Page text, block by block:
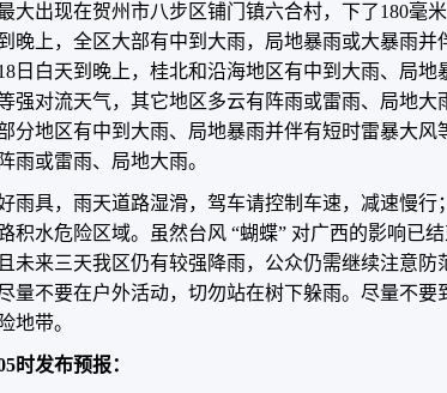
大出现在贺州市八步区铺门镇六合村，下了180毫
晚上，全区大部有中到大雨，局地暴雨或大暴雨并
日白天到晚上，桂北和沿海地区有中到大雨、局地
强对流天气，其它地区多云有阵雨或雷雨、局地大
分地区有中到大雨、局地暴雨并伴有短时雷暴大风
雨或雷雨、局地大雨。
雨具，雨天道路湿滑，驾车请控制车速，减速慢行
积水危险区域。
虽然台风 “蝴蝶” 对广西的影响已
未来三天我区仍有较强降雨，公众仍需继续注意防
量不要在户外活动，切勿站在树下躲雨。尽量不要
地带。
时发布预报：